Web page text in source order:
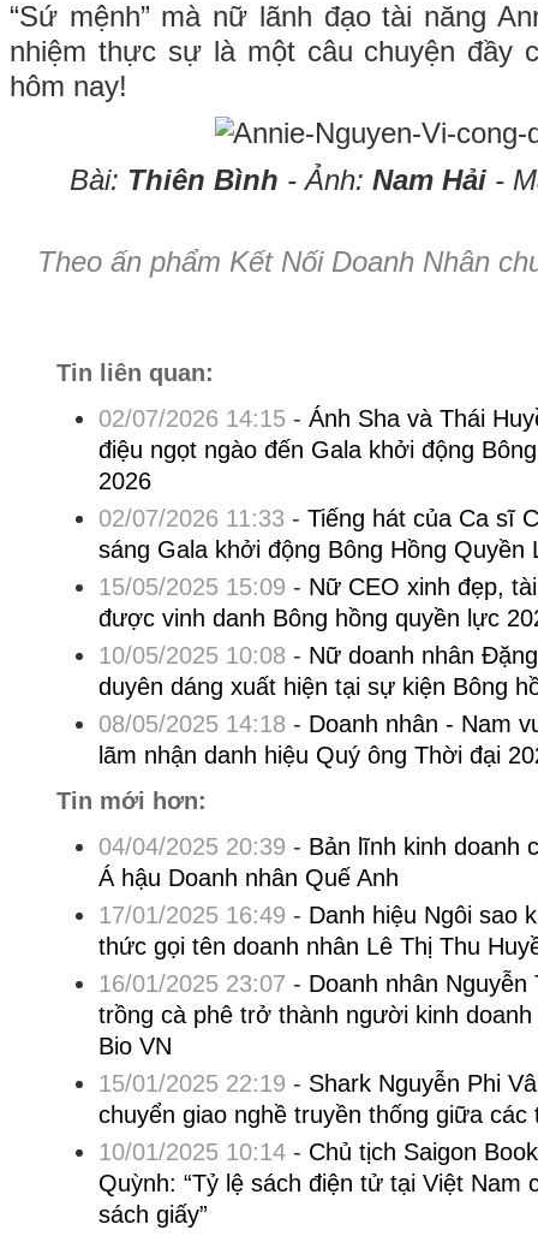
“Sứ mệnh” mà nữ lãnh đạo tài năng
nhiệm thực sự là một câu chuyện đầy
hôm nay!
Bài: Thiên Bình - Ảnh: Nam Hải -
Theo ấn phẩm Kết Nối Doanh Nhân
Tin liên quan:
02/07/2026 14:15- Ánh Sha và Thái
điệu ngọt ngào đến Gala khởi động
2026
02/07/2026 11:33 - Tiếng hát của Ca sĩ
sáng Gala khởi động Bông Hồng Quyền
15/05/2025 15:09 - Nữ CEO xinh đẹp,
được vinh danh Bông hồng quyền lực
10/05/2025 10:08 - Nữ doanh nhân
duyên dáng xuất hiện tại sự kiện Bông
08/05/2025 14:18 - Doanh nhân - Nam
lãm nhận danh hiệu Quý ông Thời đại
Tin mới hơn:
04/04/2025 20:39 - Bản lĩnh kinh doanh
Á hậu Doanh nhân Quế Anh
17/01/2025 16:49 - Danh hiệu Ngôi sao
thức gọi tên doanh nhân Lê Thị Thu
16/01/2025 23:07 - Doanh nhân
trồng cà phê trở thành người kinh
Bio VN
15/01/2025 22:19 - Shark Nguyễn Phi
chuyển giao nghề truyền thống giữa các
10/01/2025 10:14- Chủ tịch Saigon
Quỳnh: “Tỷ lệ sách điện tử tại Việt Nam
sách giấy”